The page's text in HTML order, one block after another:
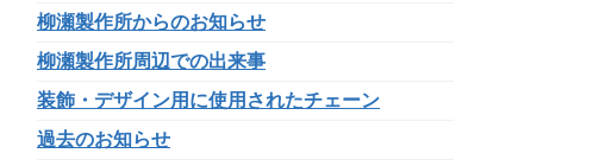
柳瀬製作所からのお知らせ
柳瀬製作所周辺での出来事
装飾・デザイン用に使用されたチェーン
過去のお知らせ